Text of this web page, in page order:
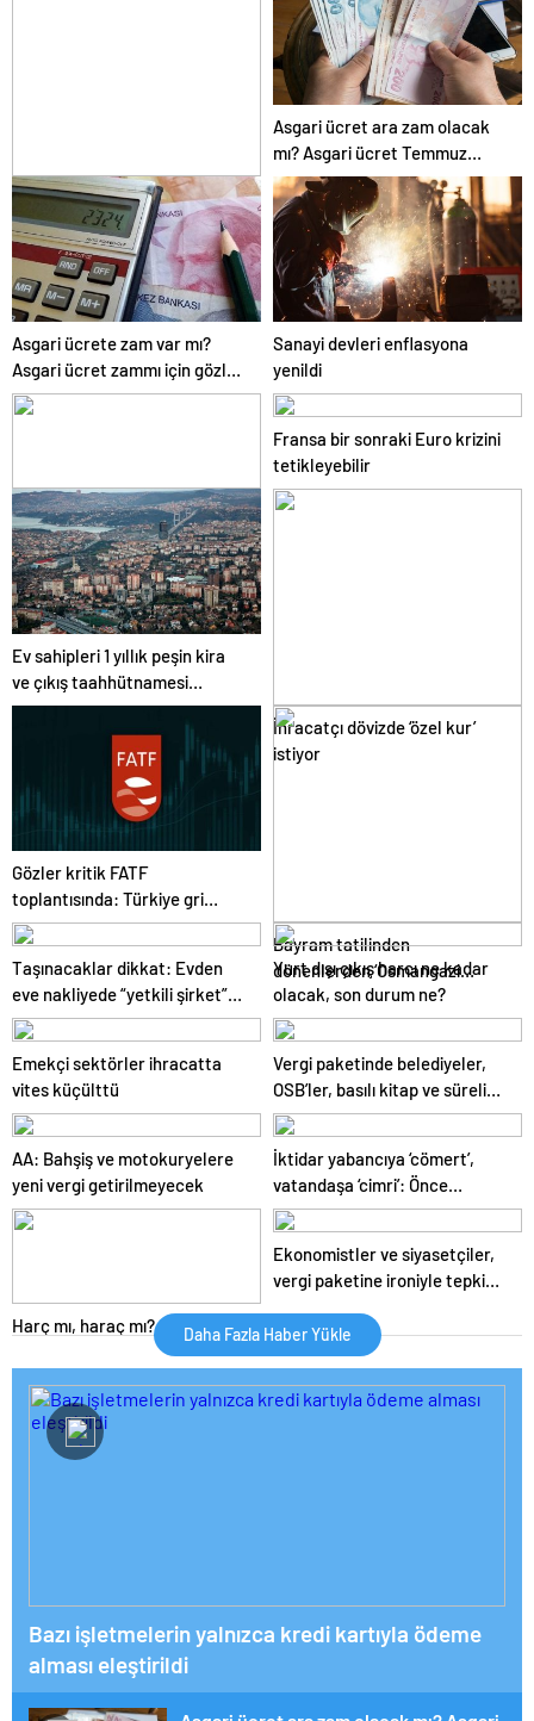
Bazı işletmelerin yalnızca
kredi kartıyla ödeme alması
eleştirildi
Asgari ücret ara zam olacak
mı? Asgari ücret Temmuz
zammı için kapıyı kapattı
Asgari ücrete zam var mı?
Asgari ücret zammı için gözler
Temmuz ayında…
Sanayi devleri enflasyona
yenildi
Google TBMM’de sunum yaptı
Fransa bir sonraki Euro krizini
tetikleyebilir
Ev sahipleri 1 yıllık peşin kira
ve çıkış taahhütnamesi
almaya başladı
İhracatçı dövizde ‘özel kur’
istiyor
Gözler kritik FATF
toplantısında: Türkiye gri
listeden çıkacak mı?
Bayram tatilinden
dönenlerden ‘Osmangazi
Köprüsü’ isyanı
Taşınacaklar dikkat: Evden
eve nakliyede “yetkili şirket”
uyarısı
Yurt dışı çıkış harcı ne kadar
olacak, son durum ne?
Emekçi sektörler ihracatta
vites küçülttü
Vergi paketinde belediyeler,
OSB’ler, basılı kitap ve süreli
yayınlar da unutulmadı
AA: Bahşiş ve motokuryelere
yeni vergi getirilmeyecek
İktidar yabancıya ‘cömert’,
vatandaşa ‘cimri’: Önce
buradaki açları doyurun
Harç mı, haraç mı?
Ekonomistler ve siyasetçiler,
vergi paketine ironiyle tepki
Daha Fazla Haber Yükle
Bazı işletmelerin yalnızca kredi kartıyla ödeme
alması eleştirildi